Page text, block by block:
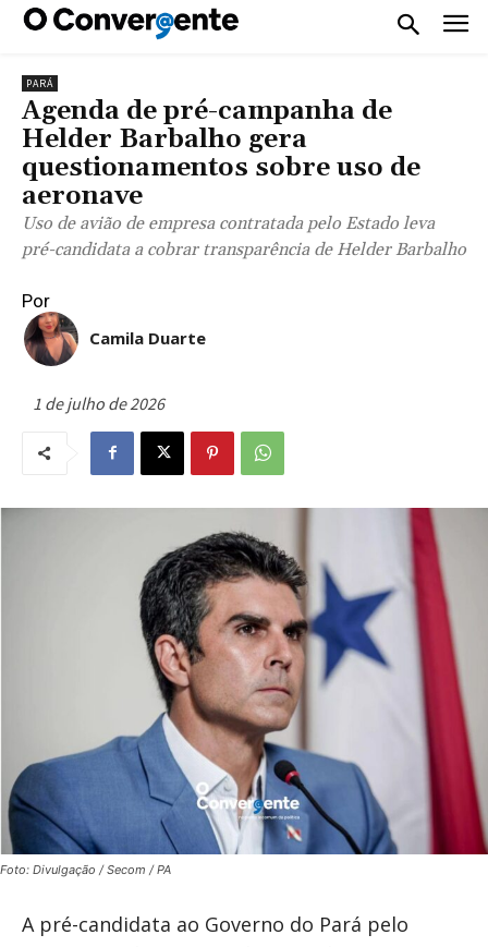
PARÁ
Agenda de pré-campanha de
Helder Barbalho gera
questionamentos sobre uso de
aeronave
Uso de avião de empresa contratada pelo Estado leva
pré-candidata a cobrar transparência de Helder Barbalho
Por
Camila Duarte
1 de julho de 2026
Foto: Divulgação / Secom / PA
A pré-candidata ao Governo do Pará pelo